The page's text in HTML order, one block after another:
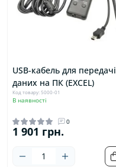
USB-кабель для передачі
даних на ПК (EXCEL)
Код товару: 5000-01
В наявності
0
1 901 грн.